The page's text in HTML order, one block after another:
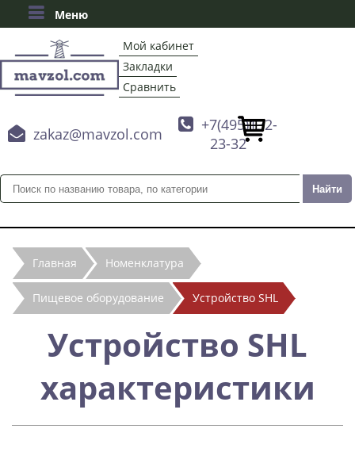
Меню
Мой кабинет
Закладки
Сравнить
 zakaz@mavzol.com
 +7(495)132-
23-32
Главная Номенклатура
Пищевое оборудование Устройство SHL
Устройство SHL
характеристики